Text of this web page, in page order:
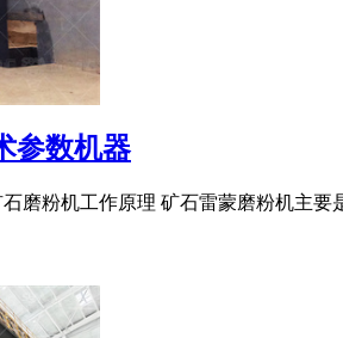
参数机器
磨粉机工作原理 矿石雷蒙磨粉机主